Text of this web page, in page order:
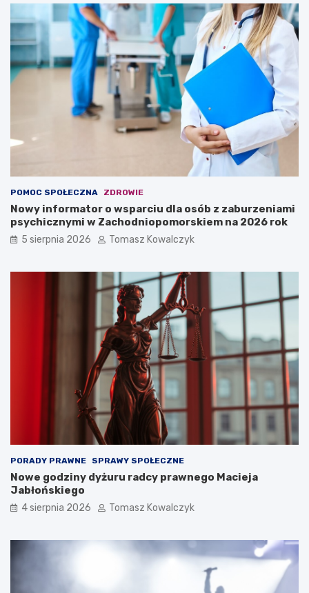
POMOC SPOŁECZNA ZDROWIE
Nowy informator o wsparciu dla osób z zaburzeniami
psychicznymi w Zachodniopomorskiem na 2026 rok
5 sierpnia 2026 Tomasz Kowalczyk
PORADY PRAWNE SPRAWY SPOŁECZNE
Nowe godziny dyżuru radcy prawnego Macieja
Jabłońskiego
4 sierpnia 2026 Tomasz Kowalczyk